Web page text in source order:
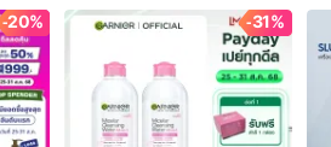
-20% -31%